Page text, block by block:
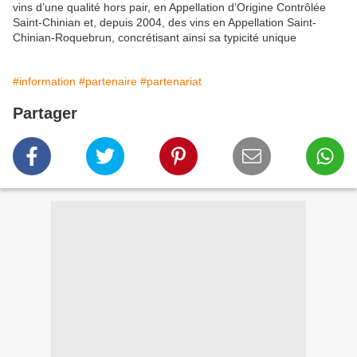
vins d’une qualité hors pair, en Appellation d’Origine Contrôlée
Saint-Chinian et, depuis 2004, des vins en Appellation Saint-
Chinian-Roquebrun, concrétisant ainsi sa typicité unique
#information #partenaire #partenariat
Partager